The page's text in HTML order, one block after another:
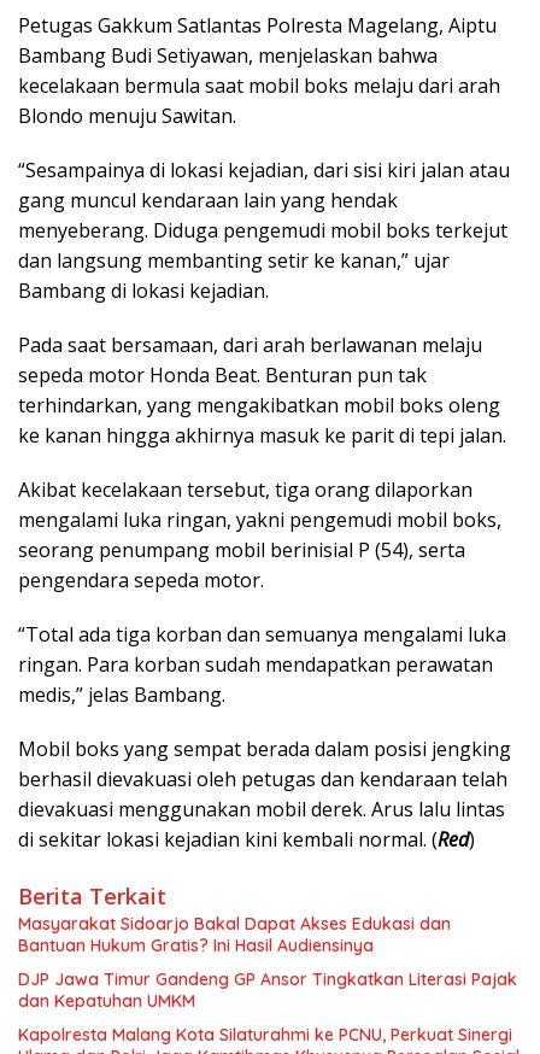
Petugas Gakkum Satlantas Polresta Magelang, Aiptu
Bambang Budi Setiyawan, menjelaskan bahwa
kecelakaan bermula saat mobil boks melaju dari arah
Blondo menuju Sawitan.
“Sesampainya di lokasi kejadian, dari sisi kiri jalan atau
gang muncul kendaraan lain yang hendak
menyeberang. Diduga pengemudi mobil boks terkejut
dan langsung membanting setir ke kanan,” ujar
Bambang di lokasi kejadian.
Pada saat bersamaan, dari arah berlawanan melaju
sepeda motor Honda Beat. Benturan pun tak
terhindarkan, yang mengakibatkan mobil boks oleng
ke kanan hingga akhirnya masuk ke parit di tepi jalan.
Akibat kecelakaan tersebut, tiga orang dilaporkan
mengalami luka ringan, yakni pengemudi mobil boks,
seorang penumpang mobil berinisial P (54), serta
pengendara sepeda motor.
“Total ada tiga korban dan semuanya mengalami luka
ringan. Para korban sudah mendapatkan perawatan
medis,” jelas Bambang.
Mobil boks yang sempat berada dalam posisi jengking
berhasil dievakuasi oleh petugas dan kendaraan telah
dievakuasi menggunakan mobil derek. Arus lalu lintas
di sekitar lokasi kejadian kini kembali normal. (Red)
Berita Terkait
Masyarakat Sidoarjo Bakal Dapat Akses Edukasi dan
Bantuan Hukum Gratis? Ini Hasil Audiensinya
DJP Jawa Timur Gandeng GP Ansor Tingkatkan Literasi Pajak
dan Kepatuhan UMKM
Kapolresta Malang Kota Silaturahmi ke PCNU, Perkuat Sinergi